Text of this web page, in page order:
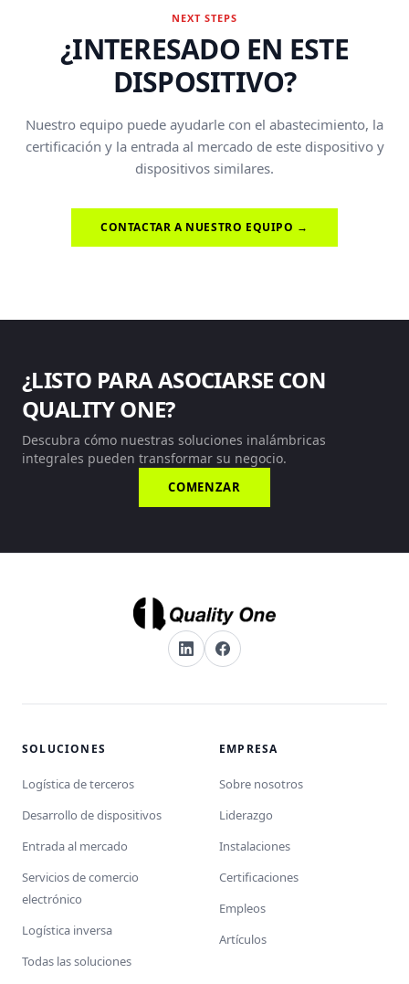
NEXT STEPS
¿INTERESADO EN ESTE
DISPOSITIVO?
Nuestro equipo puede ayudarle con el abastecimiento, la
certificación y la entrada al mercado de este dispositivo y
dispositivos similares.
CONTACTAR A NUESTRO EQUIPO →
¿LISTO PARA ASOCIARSE CON
QUALITY ONE?
Descubra cómo nuestras soluciones inalámbricas
integrales pueden transformar su negocio.
COMENZAR
SOLUCIONES
Logística de terceros
Desarrollo de dispositivos
Entrada al mercado
Servicios de comercio
electrónico
Logística inversa
Todas las soluciones
EMPRESA
Sobre nosotros
Liderazgo
Instalaciones
Certificaciones
Empleos
Artículos